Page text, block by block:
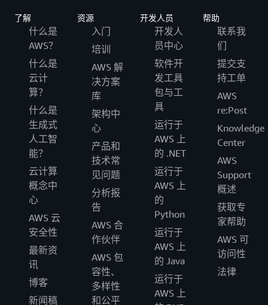
了解
什么是
AWS？
什么是
云计
算？
什么是
生成式
人工智
能？
云计算
概念中
心
AWS 云
安全性
最新资
讯
博客
新闻稿
资源
入门
培训
AWS 解
决方案
库
架构中
心
产品和
技术常
见问题
分析报
告
AWS 合
作伙伴
AWS 包
容性、
多样性
和公平
开发人员
开发人
员中心
软件开
发工具
包与工
具
运行于
AWS 上
的 .NET
运行于
AWS 上
的
Python
运行于
AWS 上
的 Java
运行于
AWS 上
帮助
联系我
们
提交支
持工单
AWS
re:Post
Knowledge
Center
AWS
Support
概述
获取专
家帮助
AWS 可
访问性
法律